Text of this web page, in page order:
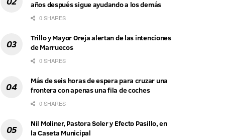
años después sigue ayudando a los demás
0 SHARES
Trillo y Mayor Oreja alertan de las intenciones
de Marruecos
0 SHARES
Más de seis horas de espera para cruzar una
frontera con apenas una fila de coches
0 SHARES
Nil Moliner, Pastora Soler y Efecto Pasillo, en
la Caseta Municipal